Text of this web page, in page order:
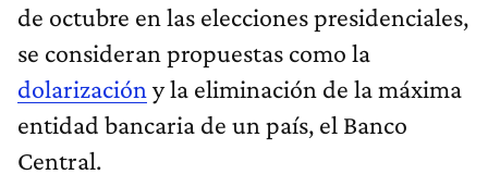
de octubre en las elecciones presidenciales,
se consideran propuestas como la
dolarización y la eliminación de la máxima
entidad bancaria de un país, el Banco
Central.